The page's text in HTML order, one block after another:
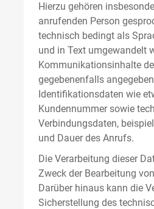
Hierzu gehören
anrufenden Person
technisch bedingt als
und in Text umgewandelt
Kommunikationsinhalte
gegebenenfalls
Identifikationsdaten wie
Kundennummer sowie
Verbindungsdaten,
und Dauer des Anrufs.
Die Verarbeitung dieser
Zweck der Bearbeitung
Darüber hinaus kann die
Sicherstellung des